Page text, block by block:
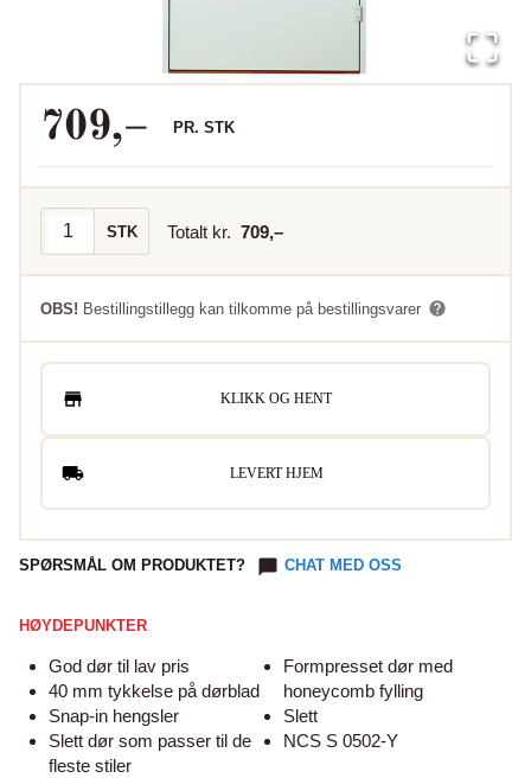
709,– PR. STK
STK Totalt kr. 709,–
OBS! Bestillingstillegg kan tilkomme på bestillingsvarer
KLIKK OG HENT
LEVERT HJEM
SPØRSMÅL OM PRODUKTET? CHAT MED OSS
HØYDEPUNKTER
God dør til lav pris
40 mm tykkelse på dørblad
Snap-in hengsler
Slett dør som passer til de
fleste stiler
Formpresset dør med
honeycomb fylling
Slett
NCS S 0502-Y